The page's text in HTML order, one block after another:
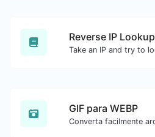
Reverse IP Lookup
GIF para WEBP